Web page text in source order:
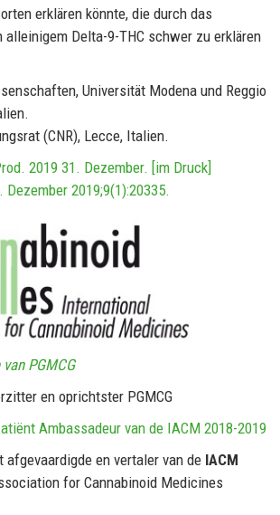
erklären könnte, die durch das
alleinigem Delta-9-THC schwer zu erklären
Universität Modena und Reggio
(CNR), Lecce, Italien.
2019 31. Dezember. [im Druck]
Dezember 2019;9(1):20335.
PGMCG
en oprichtster PGMCG
Ambassadeur van de IACM 2018-2019
afgevaardigde en vertaler van de IACM
for Cannabinoid Medicines